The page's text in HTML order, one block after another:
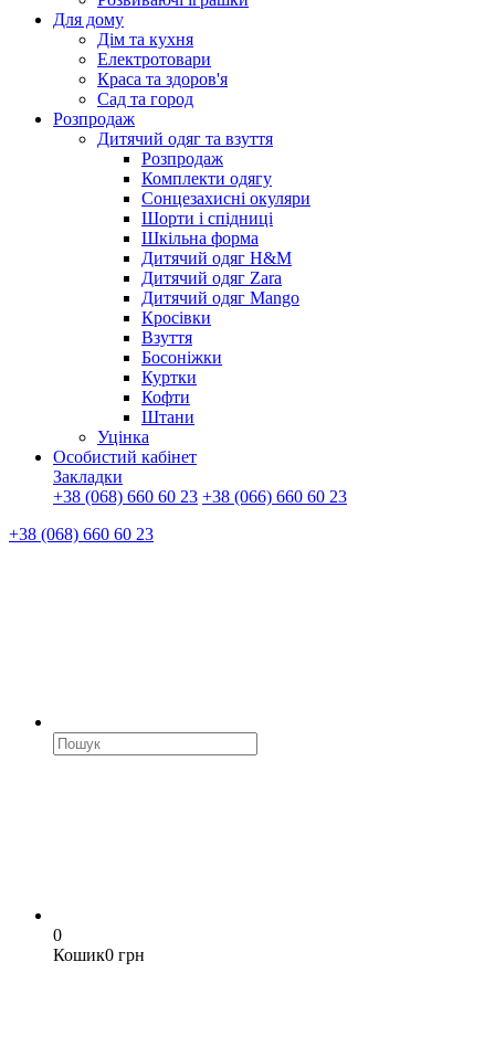
Для дому
Дім та кухня
Електротовари
Краса та здоров'я
Сад та город
Розпродаж
Дитячий одяг та взуття
Розпродаж
Комплекти одягу
Сонцезахисні окуляри
Шорти і спідниці
Шкільна форма
Дитячий одяг H&M
Дитячий одяг Zara
Дитячий одяг Mango
Кросівки
Взуття
Босоніжки
Куртки
Кофти
Штани
Уцінка
Особистий кабінет
Закладки
+38 (068) 660 60 23 +38 (066) 660 60 23
+38 (068) 660 60 23
0
Кошик0 грн